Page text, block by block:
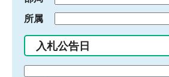
所属
入札公告日